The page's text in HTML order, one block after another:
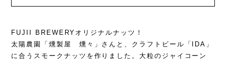
FUJII BREWERYオリジナルナッツ！
太陽農園「燻製屋 燻々」さんと、クラフトビール「IDA」
に合うスモークナッツを作りました。大粒のジャイコーン